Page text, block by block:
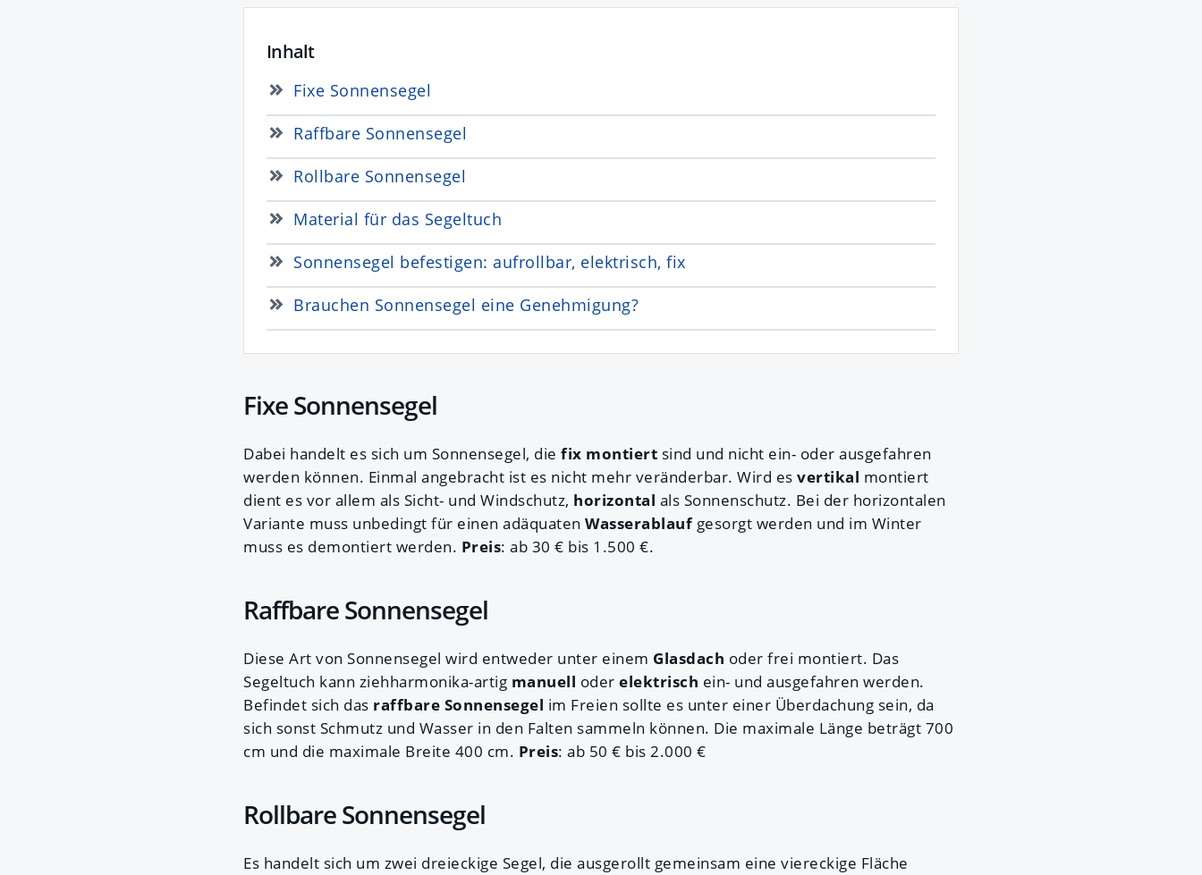
Inhalt
Fixe Sonnensegel
Raffbare Sonnensegel
Rollbare Sonnensegel
Material für das Segeltuch
Sonnensegel befestigen: aufrollbar, elektrisch, fix
Brauchen Sonnensegel eine Genehmigung?
Fixe Sonnensegel
Dabei handelt es sich um Sonnensegel, die fix montiert sind und nicht ein- oder ausgefahren
werden können. Einmal angebracht ist es nicht mehr veränderbar. Wird es vertikal montiert
dient es vor allem als Sicht- und Windschutz, horizontal als Sonnenschutz. Bei der horizontalen
Variante muss unbedingt für einen adäquaten Wasserablauf gesorgt werden und im Winter
muss es demontiert werden. Preis: ab 30 € bis 1.500 €.
Raffbare Sonnensegel
Diese Art von Sonnensegel wird entweder unter einem Glasdach oder frei montiert. Das
Segeltuch kann ziehharmonika-artig manuell oder elektrisch ein- und ausgefahren werden.
Befindet sich das raffbare Sonnensegel im Freien sollte es unter einer Überdachung sein, da
sich sonst Schmutz und Wasser in den Falten sammeln können. Die maximale Länge beträgt 700
cm und die maximale Breite 400 cm. Preis: ab 50 € bis 2.000 €
Rollbare Sonnensegel
Es handelt sich um zwei dreieckige Segel, die ausgerollt gemeinsam eine viereckige Fläche